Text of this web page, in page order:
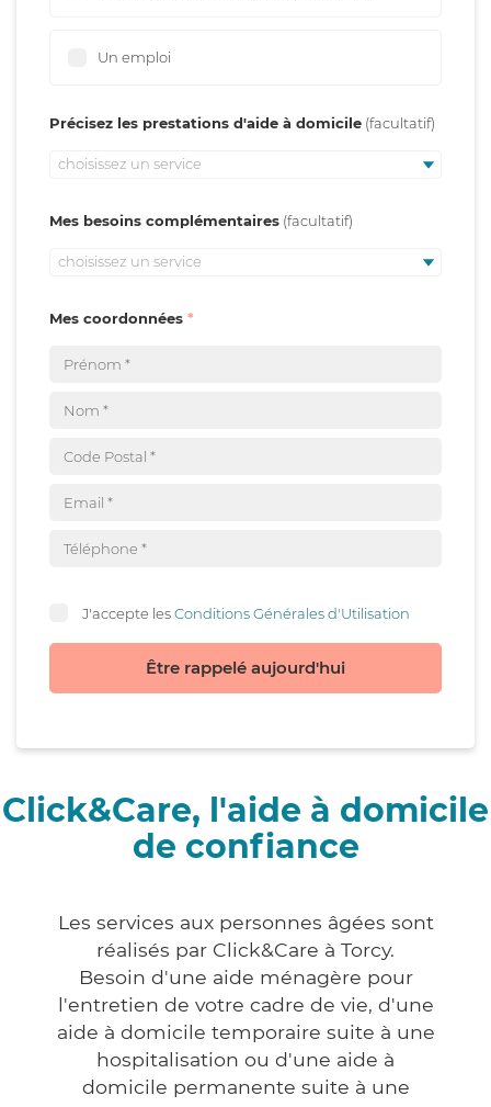
Un emploi
Précisez les prestations d'aide à domicile
choisissez un service
Mes besoins complémentaires
choisissez un service
Mes coordonnées
J'accepte lesConditions Générales d'Utilisation
Être rappelé aujourd'hui
Click&Care, l'aide à domicile
de confiance
Les services aux personnes âgées sont
réalisés par Click&Care à Torcy.
Besoin d'une aide ménagère pour
l'entretien de votre cadre de vie, d'une
aide à domicile temporaire suite à une
hospitalisation ou d'une aide à
domicile permanente suite à une